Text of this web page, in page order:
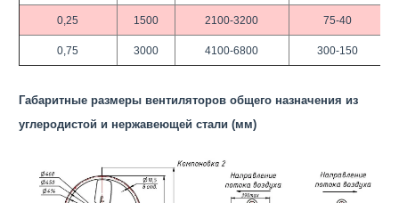
0,25 1500 2100-3200 75-40
0,75 3000 4100-6800 300-150
Габаритные размеры вентиляторов общего назначения из
углеродистой и нержавеющей стали (мм)